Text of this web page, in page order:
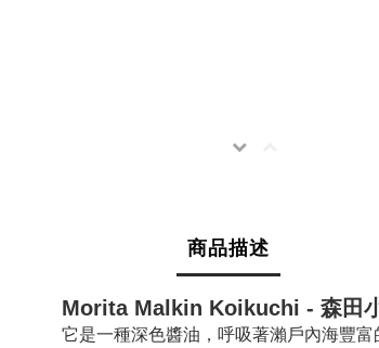
商品描述
Morita Malkin Koikuchi - 森田
它是一種深色醬油，呼吸著瀨戶內海豐